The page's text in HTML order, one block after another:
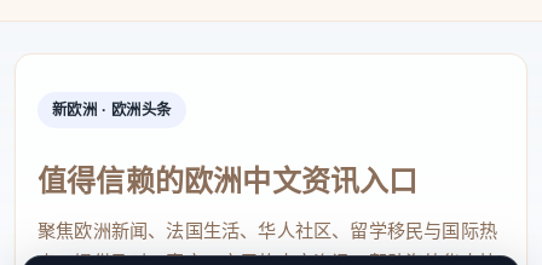
新欧洲 · 欧洲头条
值得信赖的欧洲中文资讯入口
聚焦欧洲新闻、法国生活、华人社区、留学移民与国际热